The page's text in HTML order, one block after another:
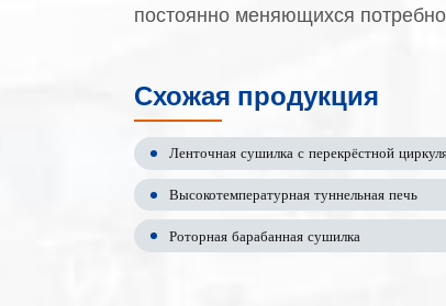
постоянно меняющихся
Схожая продукция
Ленточная сушилка с перекрёстной
Высокотемпературная туннельная печь
Роторная барабанная сушилка